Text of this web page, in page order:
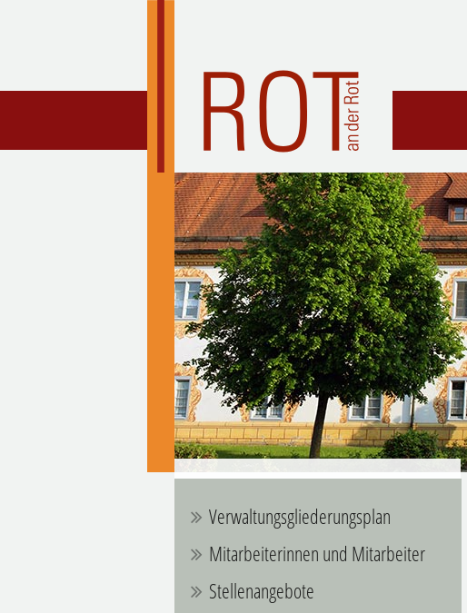
Verwaltungsgliederungsplan
Mitarbeiterinnen und Mitarbeiter
Stellenangebote